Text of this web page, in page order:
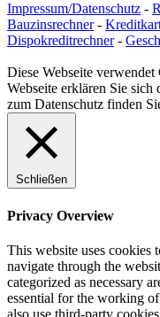
Impressum/Datenschutz -
Bauzinsrechner-
Dispokreditrechner-
Diese Webseite
Webseite erklären Sie sich
zum Datenschutz finden
Schließen
Privacy Overview
This website uses cookies
navigate through the
categorized as necessary
essential for the working
also use third-party